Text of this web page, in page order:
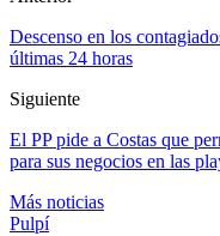
Descenso en los
últimas 24 horas
Siguiente
El PP pide a Costas que
para sus negocios en las
Más noticias
Pulpí